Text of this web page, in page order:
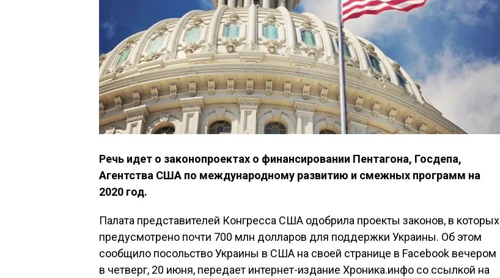
Речь идет о законопроектах о финансировании Пентагона, Госдепа,
Агентства США по международному развитию и смежных программ на
2020 год.
Палата представителей Конгресса США одобрила проекты законов, в которых
предусмотрено почти 700 млн долларов для поддержки Украины. Об этом
сообщило посольство Украины в США на своей странице в Facebook вечером
в четверг, 20 июня, передает интернет-издание Хроника.инфо со ссылкой на